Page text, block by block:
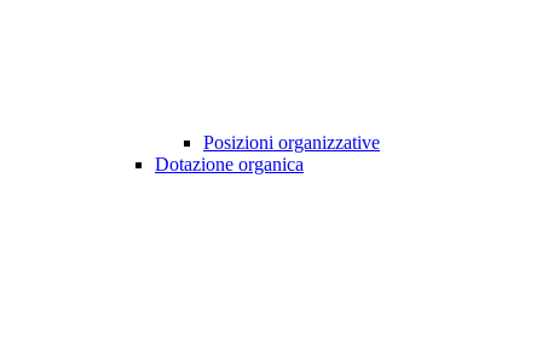
Posizioni organizzative
Dotazione organica